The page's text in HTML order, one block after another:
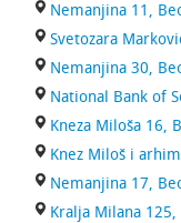
Nemanjina 11,
Svetozara
Nemanjina 30,
National Bank of
Kneza Miloša 16,
Knez Miloš i
Nemanjina 17,
Kralja Milana 125,